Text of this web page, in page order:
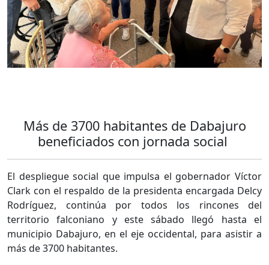
Más de 3700 habitantes de Dabajuro
beneficiados con jornada social
El despliegue social que impulsa el gobernador Víctor
Clark con el respaldo de la presidenta encargada Delcy
Rodríguez, continúa por todos los rincones del
territorio falconiano y este sábado llegó hasta el
municipio Dabajuro, en el eje occidental, para asistir a
más de 3700 habitantes.